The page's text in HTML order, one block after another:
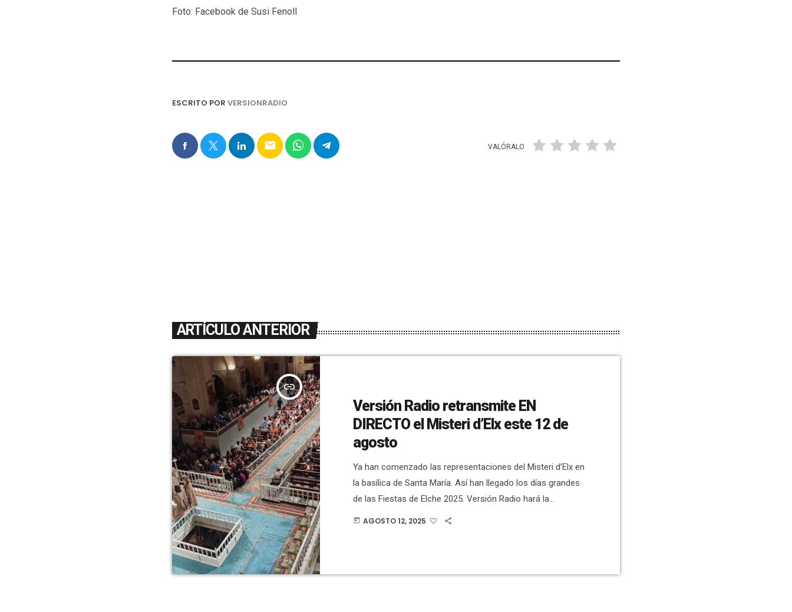
Foto: Facebook de Susi Fenoll
ESCRITO POR VERSIONRADIO
email VALÓRALO
ARTÍCULO ANTERIOR
insert_link
Versión Radio retransmite EN
DIRECTO el Misteri d’Elx este 12 de
agosto
Ya han comenzado las representaciones del Misteri d’Elx en
la basílica de Santa María. Así han llegado los días grandes
de las Fiestas de Elche 2025. Versión Radio hará la
retransmisión EN DIRECTO del ensayo general de este
primer ensayo general ha sido este […]
today AGOSTO 12, 2025